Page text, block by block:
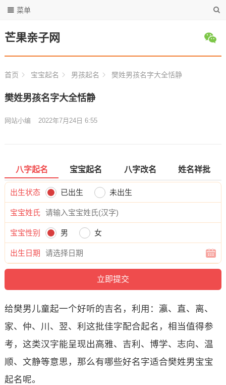
芒果亲子网
菜单
首页 宝宝起名 男孩起名 樊姓男孩名字大全恬静
樊姓男孩名字大全恬静
网站小编 2022年7月24日 6:55
八字起名 宝宝起名 八字改名 姓名祥批
出生状态 已出生 未出生
宝宝姓氏
宝宝性别 男 女
出生日期
给樊男儿童起一个好听的吉名，利用：瀛、直、离、
家、仲、川、翌、利这批佳字配合起名，相当值得参
考，这类汉字能呈现出高雅、吉利、博学、志向、温
顺、文静等意思，那么有哪些好名字适合樊姓男宝宝
起名呢。